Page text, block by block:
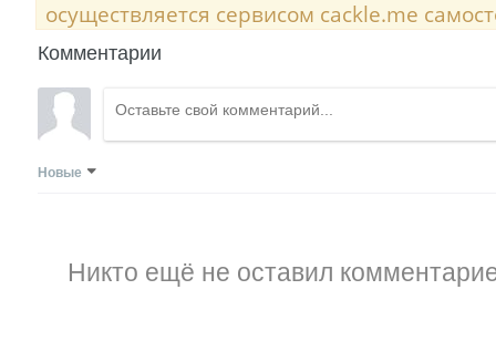
осуществляется сервисом cackle.me
Комментарии
Новые
Никто ещё не оставил